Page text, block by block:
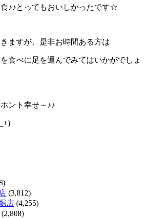
♪♪とってもおいしかったです☆
ますが、是非お時間ある方は
食べに足を運んでみてはいかがでしょ
ント幸せ～♪♪
(3,812)
店 (4,255)
(2,808)